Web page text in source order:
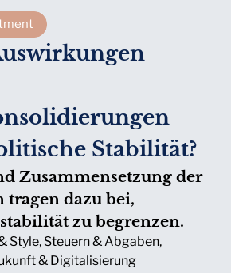
Stabilität?
Zusammensetzung der
dazu bei,
zu begrenzen.
Style, Steuern & Abgaben,
& Digitalisierung